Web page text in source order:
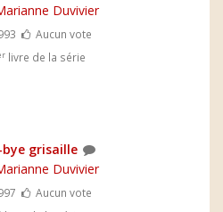
Duvivier
Aucun vote
livre de la série
bye grisaille
Duvivier
Aucun vote